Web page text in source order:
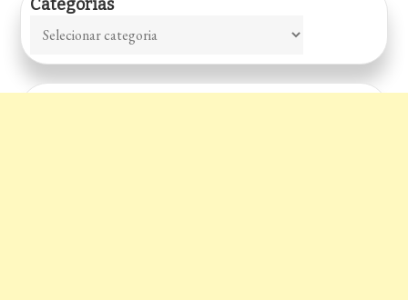
Categorias
Categorias